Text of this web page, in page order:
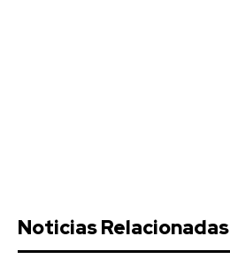
Noticias Relacionadas